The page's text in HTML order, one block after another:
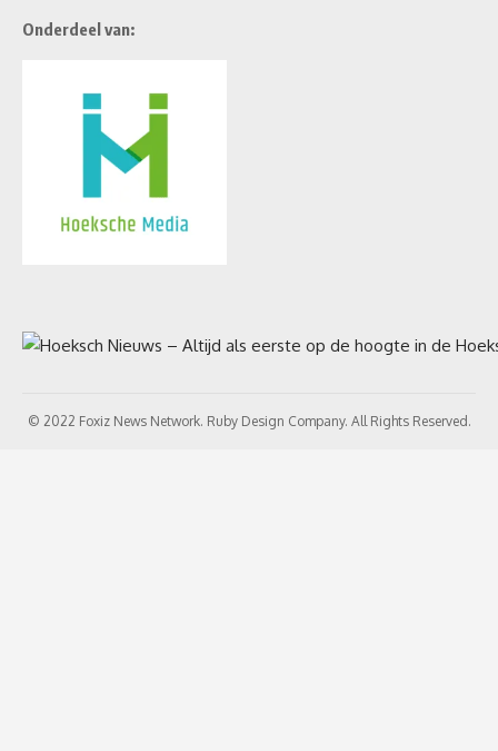
Onderdeel van:
© 2022 Foxiz News Network. Ruby Design Company. All Rights Reserved.